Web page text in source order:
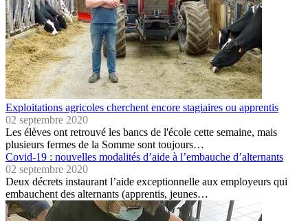
Exploitations agricoles cherchent encore stagiaires ou apprentis
02 septembre 2020
Les élèves ont retrouvé les bancs de l'école cette semaine, mais
plusieurs fermes de la Somme sont toujours…
Covid-19 : nouvelles modalités d’aide à l’embauche d’alternants
02 septembre 2020
Deux décrets instaurant l’aide exceptionnelle aux employeurs qui
embauchent des alternants (apprentis, jeunes…